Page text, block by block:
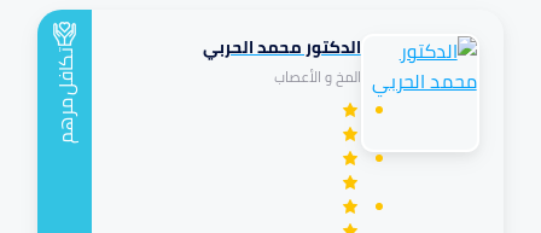
الدكتور محمد الحربي
المخ و الأعصاب تكافل
مرهم